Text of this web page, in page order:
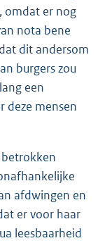
omdat er nog
nota bene
dit andersom
burgers zou
een
deze mensen
betrokken
afdwingen en
er voor haar
leesbaarheid